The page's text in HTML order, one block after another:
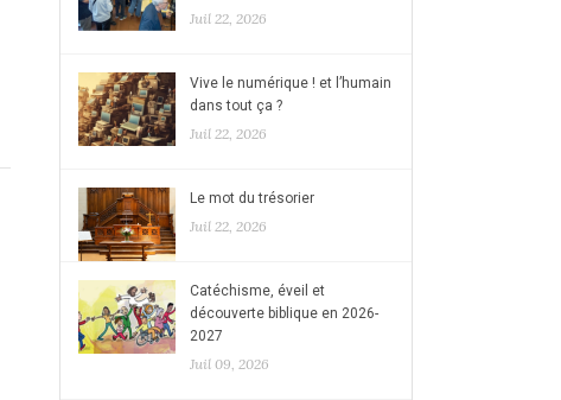
Juil 22, 2026
Vive le numérique ! et l’humain
dans tout ça ?
Juil 22, 2026
Le mot du trésorier
Juil 22, 2026
Catéchisme, éveil et
découverte biblique en 2026-
2027
Juil 09, 2026